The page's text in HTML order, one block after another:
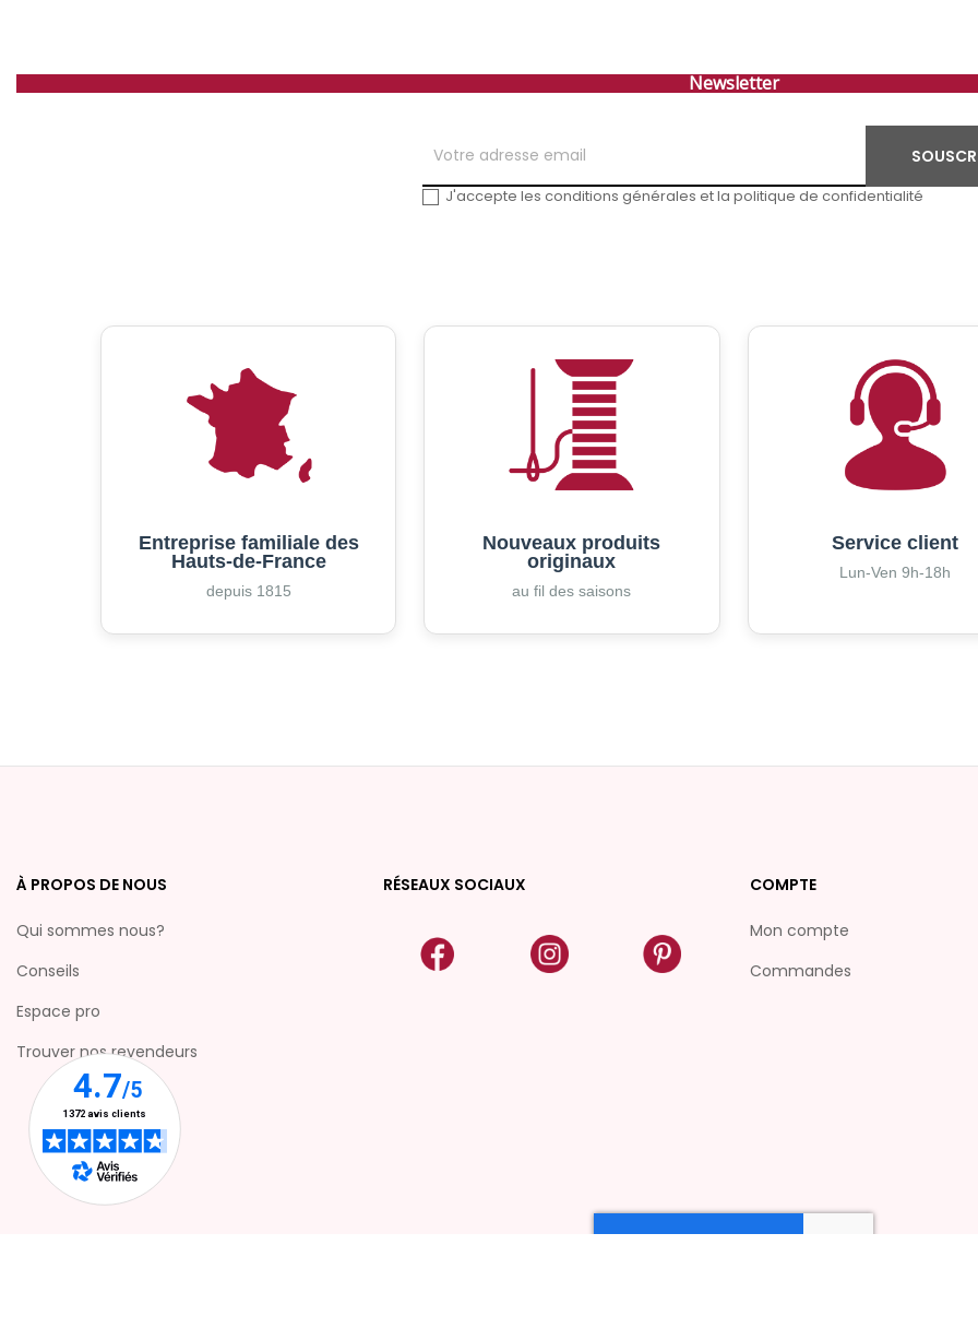
Newsletter
J'accepte les conditions générales et la politique de confidentialité
Entreprise familiale des
Hauts-de-France
depuis 1815
Nouveaux produits
originaux
au fil des saisons
Service client
Lun-Ven 9h-18h
À PROPOS DE NOUS
Qui sommes nous?
Conseils
Espace pro
Trouver nos revendeurs
RÉSEAUX SOCIAUX COMPTE
Mon compte
Commandes